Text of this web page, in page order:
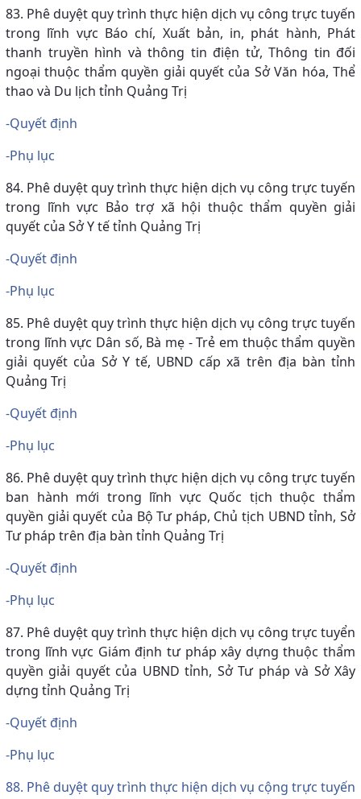
83. Phê duyệt quy trình thực hiện dịch vụ công trực tuyến
trong lĩnh vực Báo chí, Xuất bản, in, phát hành, Phát
thanh truyền hình và thông tin điện tử, Thông tin đối
ngoại thuộc thẩm quyền giải quyết của Sở Văn hóa, Thể
thao và Du lịch tỉnh Quảng Trị
-Quyết định
-Phụ lục
84. Phê duyệt quy trình thực hiện dịch vụ công trực tuyến
trong lĩnh vực Bảo trợ xã hội thuộc thẩm quyền giải
quyết của Sở Y tế tỉnh Quảng Trị
-Quyết định
-Phụ lục
85. Phê duyệt quy trình thực hiện dịch vụ công trực tuyến
trong lĩnh vực Dân số, Bà mẹ - Trẻ em thuộc thẩm quyền
giải quyết của Sở Y tế, UBND cấp xã trên địa bàn tỉnh
Quảng Trị
-Quyết định
-Phụ lục
86. Phê duyệt quy trình thực hiện dịch vụ công trực tuyến
ban hành mới trong lĩnh vực Quốc tịch thuộc thẩm
quyền giải quyết của Bộ Tư pháp, Chủ tịch UBND tỉnh, Sở
Tư pháp trên địa bàn tỉnh Quảng Trị
-Quyết định
-Phụ lục
87. Phê duyệt quy trình thực hiện dịch vụ công trực tuyển
trong lĩnh vực Giám định tư pháp xây dựng thuộc thẩm
quyền giải quyết của UBND tỉnh, Sở Tư pháp và Sở Xây
dựng tỉnh Quảng Trị
-Quyết định
-Phụ lục
88. Phê duyệt quy trình thực hiện dịch vụ cộng trực tuyến